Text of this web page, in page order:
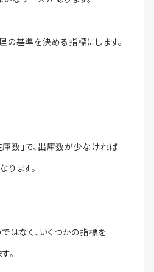
の基準を決める指標にします。
数」で、出庫数が少なければ
ります。
はなく、いくつかの指標を
。